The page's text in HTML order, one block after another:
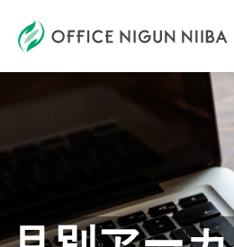
ARTIST
TOPICS